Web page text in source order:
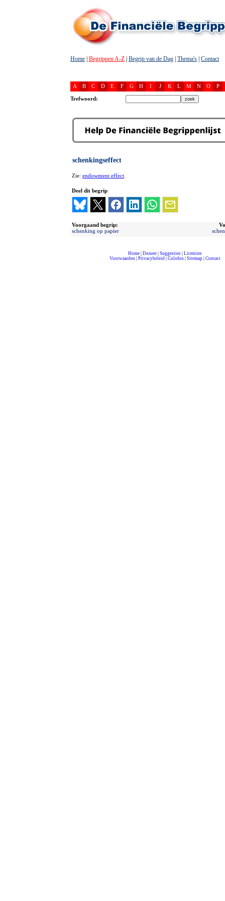
Home Begrippen A-Z Begrip van de Dag Thema's Contact
A B C D E F G H I J K L M N O P
Trefwoord:
schenkingseffect
Zie: endowment effect
Deel dit begrip
Voorgaand begrip:
schenking op papier
Home| Doneer| Suggesties| Licenties
Voorwaarden| Privacybeleid| Colofon| Sitemap| Contact